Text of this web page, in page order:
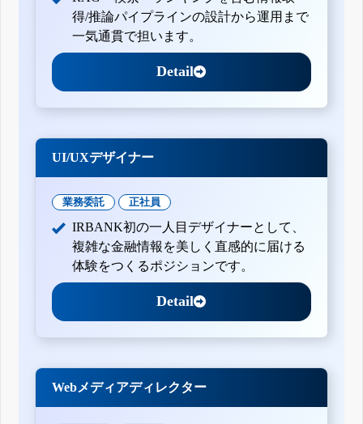
得/推論パイプラインの設計から運用まで
一気通貫で担います。
Detail
UI/UXデザイナー
業務委託 正社員
IRBANK初の一人目デザイナーとして、
複雑な金融情報を美しく直感的に届ける
体験をつくるポジションです。
Detail
Webメディアディレクター